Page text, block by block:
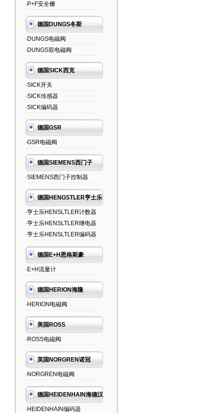
·P+F安全栅
德国DUNGS冬斯
·DUNGS电磁阀
·DUNGS双电磁阀
德国SICK西克
·SICK开关
·SICK传感器
·SICK编码器
德国GSR
·GSR电磁阀
德国SIEMENS西门子
·SIEMENS西门子控制器
德国HENGSTLER亨士乐
·亨士乐HENSLTLER计数器
·亨士乐HENSLTLER继电器
·亨士乐HENSLTLER编码器
德国E+H恩格斯豪
·E+H流量计
德国HERION海隆
·HERION电磁阀
美国ROSS
·ROSS电磁阀
英国NORGREN诺冠
·NORGREN电磁阀
德国HEIDENHAIN海德汉
·HEIDENHAIN编码器